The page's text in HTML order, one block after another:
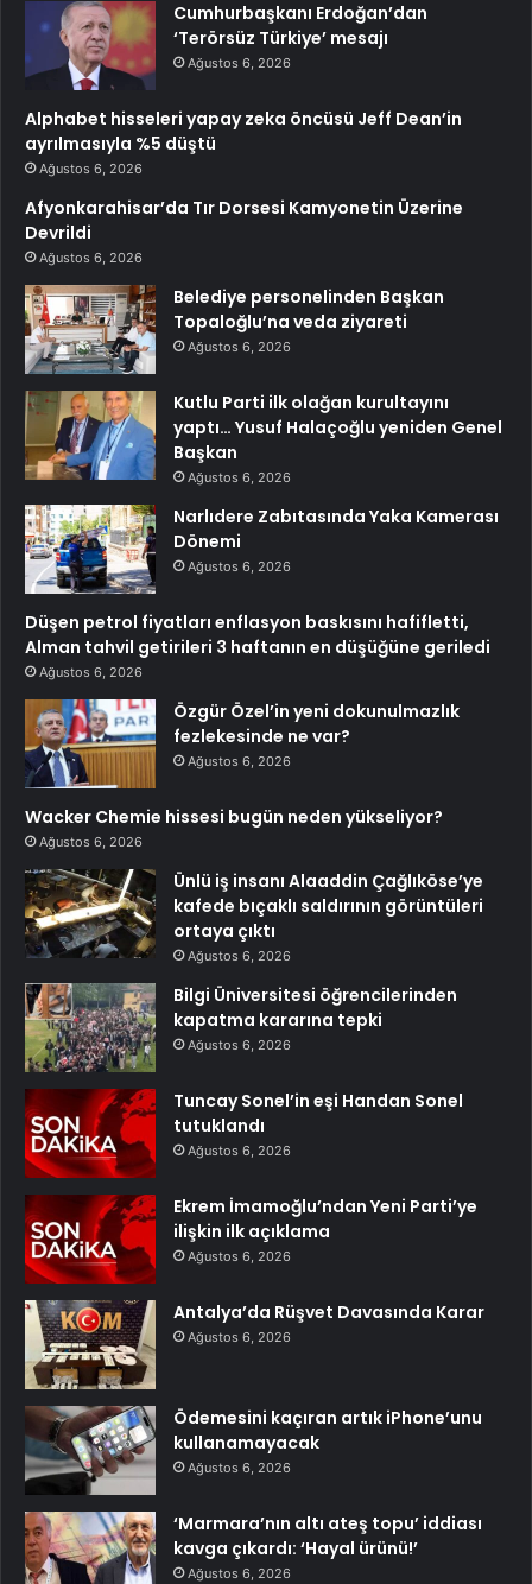
Cumhurbaşkanı Erdoğan’dan
‘Terörsüz Türkiye’ mesajı
Ağustos 6, 2026
Alphabet hisseleri yapay zeka öncüsü Jeff Dean’in
ayrılmasıyla %5 düştü
Ağustos 6, 2026
Afyonkarahisar’da Tır Dorsesi Kamyonetin Üzerine
Devrildi
Ağustos 6, 2026
Belediye personelinden Başkan
Topaloğlu’na veda ziyareti
Ağustos 6, 2026
Kutlu Parti ilk olağan kurultayını
yaptı… Yusuf Halaçoğlu yeniden Genel
Başkan
Ağustos 6, 2026
Narlıdere Zabıtasında Yaka Kamerası
Dönemi
Ağustos 6, 2026
Düşen petrol fiyatları enflasyon baskısını hafifletti,
Alman tahvil getirileri 3 haftanın en düşüğüne geriledi
Ağustos 6, 2026
Özgür Özel’in yeni dokunulmazlık
fezlekesinde ne var?
Ağustos 6, 2026
Wacker Chemie hissesi bugün neden yükseliyor?
Ağustos 6, 2026
Ünlü iş insanı Alaaddin Çağlıköse’ye
kafede bıçaklı saldırının görüntüleri
ortaya çıktı
Ağustos 6, 2026
Bilgi Üniversitesi öğrencilerinden
kapatma kararına tepki
Ağustos 6, 2026
Tuncay Sonel’in eşi Handan Sonel
tutuklandı
Ağustos 6, 2026
Ekrem İmamoğlu’ndan Yeni Parti’ye
ilişkin ilk açıklama
Ağustos 6, 2026
Antalya’da Rüşvet Davasında Karar
Ağustos 6, 2026
Ödemesini kaçıran artık iPhone’unu
kullanamayacak
Ağustos 6, 2026
‘Marmara’nın altı ateş topu’ iddiası
kavga çıkardı: ‘Hayal ürünü!’
Ağustos 6, 2026